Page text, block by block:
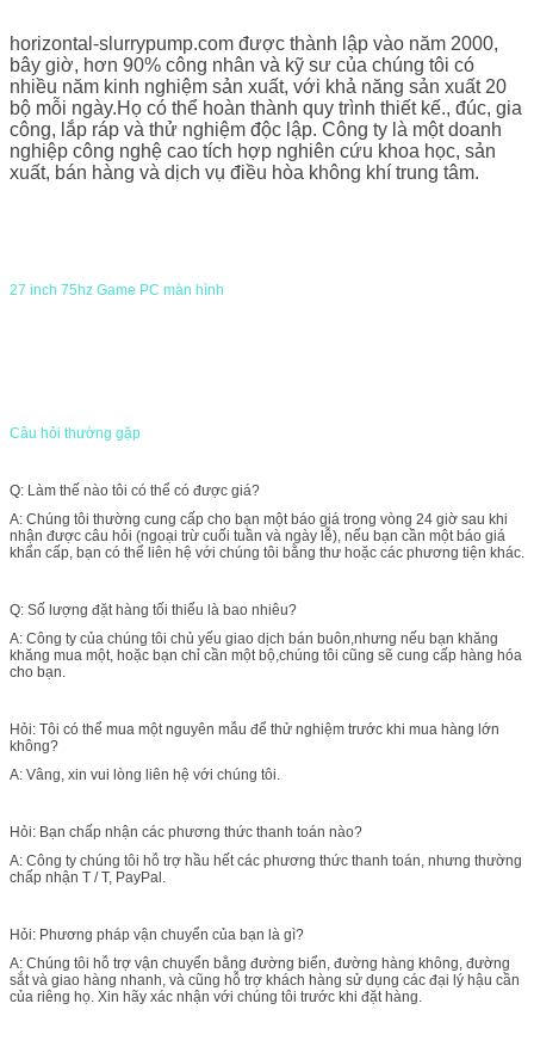
horizontal-slurrypump.com được thành lập vào năm 2000,
bây giờ, hơn 90% công nhân và kỹ sư của chúng tôi có
nhiều năm kinh nghiệm sản xuất, với khả năng sản xuất 20
bộ mỗi ngày.Họ có thể hoàn thành quy trình thiết kế., đúc, gia
công, lắp ráp và thử nghiệm độc lập. Công ty là một doanh
nghiệp công nghệ cao tích hợp nghiên cứu khoa học, sản
xuất, bán hàng và dịch vụ điều hòa không khí trung tâm.
27 inch 75hz Game PC màn hình
Câu hỏi thường gặp
Q: Làm thế nào tôi có thể có được giá?
A: Chúng tôi thường cung cấp cho bạn một báo giá trong vòng 24 giờ sau khi
nhận được câu hỏi (ngoại trừ cuối tuần và ngày lễ), nếu bạn cần một báo giá
khẩn cấp, bạn có thể liên hệ với chúng tôi bằng thư hoặc các phương tiện khác.
Q: Số lượng đặt hàng tối thiểu là bao nhiêu?
A: Công ty của chúng tôi chủ yếu giao dịch bán buôn,nhưng nếu bạn khăng
khăng mua một, hoặc bạn chỉ cần một bộ,chúng tôi cũng sẽ cung cấp hàng hóa
cho bạn.
Hỏi: Tôi có thể mua một nguyên mẫu để thử nghiệm trước khi mua hàng lớn
không?
A: Vâng, xin vui lòng liên hệ với chúng tôi.
Hỏi: Bạn chấp nhận các phương thức thanh toán nào?
A: Công ty chúng tôi hỗ trợ hầu hết các phương thức thanh toán, nhưng thường
chấp nhận T / T, PayPal.
Hỏi: Phương pháp vận chuyển của bạn là gì?
A: Chúng tôi hỗ trợ vận chuyển bằng đường biển, đường hàng không, đường
sắt và giao hàng nhanh, và cũng hỗ trợ khách hàng sử dụng các đại lý hậu cần
của riêng họ. Xin hãy xác nhận với chúng tôi trước khi đặt hàng.